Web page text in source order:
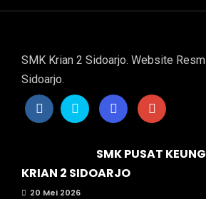
SMK Krian 2 Sidoarjo. Website
Sidoarjo.
SMK PUSAT
KRIAN 2 SIDOARJO
20 Mei 2026